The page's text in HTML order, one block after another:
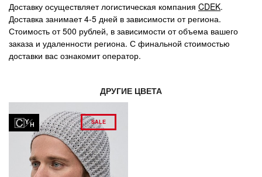
Доставку осуществляет логистическая компания CDEK.
Доставка занимает 4-5 дней в зависимости от региона.
Стоимость от 500 рублей, в зависимости от объема вашего
заказа и удаленности региона. С финальной стоимостью
доставки вас ознакомит оператор.
ДРУГИЕ ЦВЕТА
SALE